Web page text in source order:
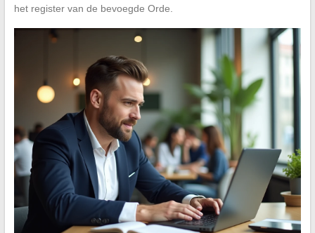
het register van de bevoegde Orde.